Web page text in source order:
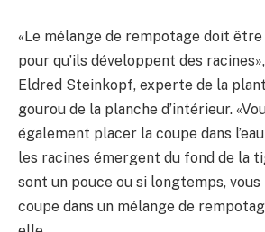
«Le mélange de rempotage doit
pour qu’ils développent des
Eldred Steinkopf, experte de la
gourou de la planche d’intérieur.
également placer la coupe dans
les racines émergent du fond de la
sont un pouce ou si longtemps,
coupe dans un mélange de